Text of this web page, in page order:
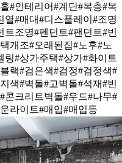
#인테리어#계단#복층#복
열#매대#디스플레이 #조명
트조명#펜던트#팬던트#빈
개조#오래된집#노후#노
링#상가주택#상가#화이트
랙#검은색#검정#검정색#
색#벽돌#고벽돌#석재#빈
#콘크리트벽돌#우드#나무#
라이트#매입#매입등